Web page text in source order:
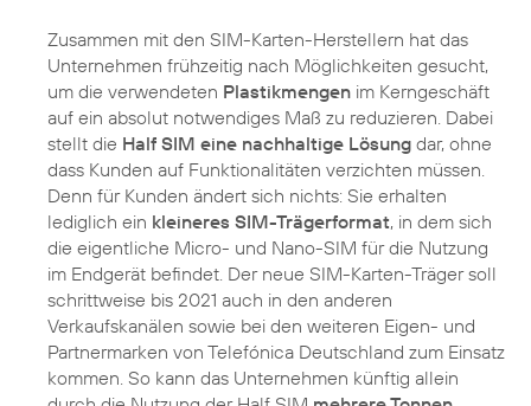
Zusammen mit den SIM-Karten-Herstellern hat das
Unternehmen frühzeitig nach Möglichkeiten gesucht,
um die verwendeten Plastikmengen im Kerngeschäft
auf ein absolut notwendiges Maß zu reduzieren. Dabei
stellt die Half SIM eine nachhaltige Lösung dar, ohne
dass Kunden auf Funktionalitäten verzichten müssen.
Denn für Kunden ändert sich nichts: Sie erhalten
lediglich ein kleineres SIM-Trägerformat, in dem sich
die eigentliche Micro- und Nano-SIM für die Nutzung
im Endgerät befindet. Der neue SIM-Karten-Träger soll
schrittweise bis 2021 auch in den anderen
Verkaufskanälen sowie bei den weiteren Eigen- und
Partnermarken von Telefónica Deutschland zum Einsatz
kommen. So kann das Unternehmen künftig allein